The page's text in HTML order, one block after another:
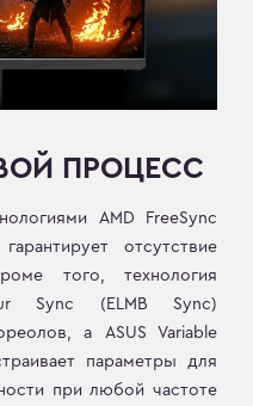
ПРОЦЕСС
AMD FreeSync
отсутствие
того, технология
Sync (ELMB Sync)
а ASUS Variable
параметры для
при любой частоте